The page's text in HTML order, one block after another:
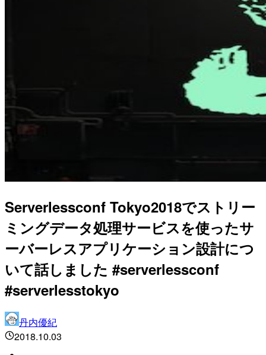
Serverlessconf Tokyo2018でストリー
ミングデータ処理サービスを使ったサ
ーバーレスアプリケーション設計につ
いて話しました #serverlessconf
#serverlesstokyo
丹内優紀
2018.10.03